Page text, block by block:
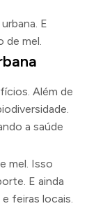
E
de mel.
Além de
a saúde
mel. Isso
E ainda
feiras locais.